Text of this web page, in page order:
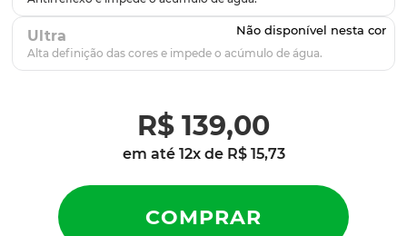
Ultra
R$ 139,00
em até 12x de R$ 15,73